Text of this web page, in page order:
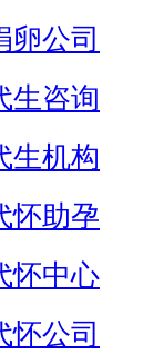
卵公司
生咨询
生机构
怀助孕
怀中心
怀公司